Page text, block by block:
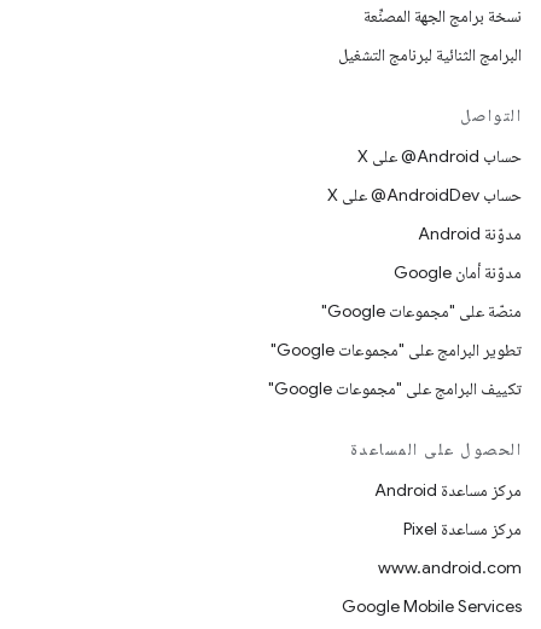
نسخة برامج الجهة المصنِّعة
البرامج الثنائية لبرنامج التشغيل
التواصل
حساب ‎@Android على X
حساب ‎@AndroidDev على X
مدوّنة Android
مدوّنة أمان Google
منصّة على "مجموعات Google"
تطوير البرامج على "مجموعات Google"
تكييف البرامج على "مجموعات Google"
الحصول على المساعدة
مركز مساعدة Android
مركز مساعدة Pixel
www.android.com
Google Mobile Services